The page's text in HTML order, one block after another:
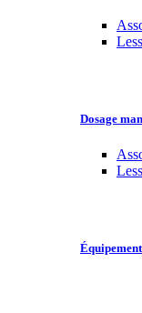
Dosage
Équipement